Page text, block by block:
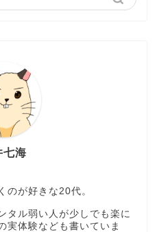
七海
のが好きな20代。
タル弱い人が少しでも楽に
実体験なども書いていま